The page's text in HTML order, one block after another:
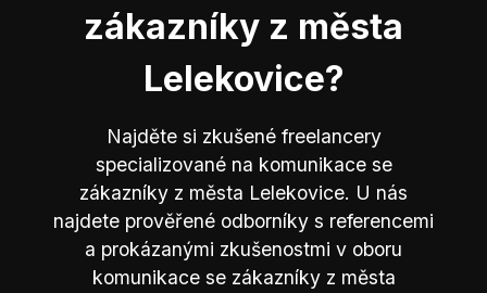
zákazníky z města
Lelekovice?
Najděte si zkušené freelancery
specializované na komunikace se
zákazníky z města Lelekovice. U nás
najdete prověřené odborníky s referencemi
a prokázanými zkušenostmi v oboru
komunikace se zákazníky z města